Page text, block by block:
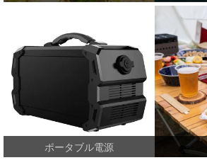
ポータブル電源